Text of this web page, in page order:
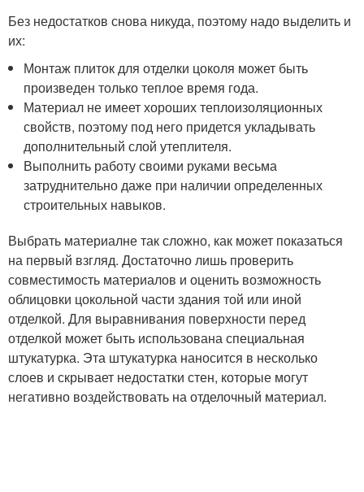
Без недостатков снова никуда, поэтому надо выделить и
их:
Монтаж плиток для отделки цоколя может быть
произведен только теплое время года.
Материал не имеет хороших теплоизоляционных
свойств, поэтому под него придется укладывать
дополнительный слой утеплителя.
Выполнить работу своими руками весьма
затруднительно даже при наличии определенных
строительных навыков.
Выбрать материалне так сложно, как может показаться
на первый взгляд. Достаточно лишь проверить
совместимость материалов и оценить возможность
облицовки цокольной части здания той или иной
отделкой. Для выравнивания поверхности перед
отделкой может быть использована специальная
штукатурка. Эта штукатурка наносится в несколько
слоев и скрывает недостатки стен, которые могут
негативно воздействовать на отделочный материал.